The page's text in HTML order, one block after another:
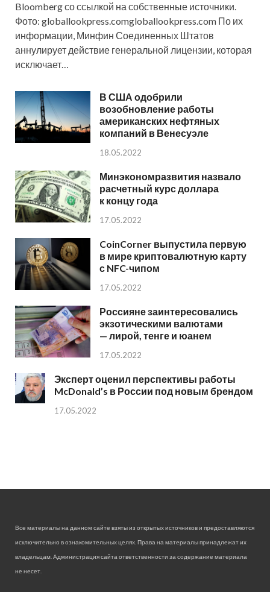
Bloomberg со ссылкой на собственные источники.
Фото: globallookpress.comgloballookpress.com По их
информации, Минфин Соединенных Штатов
аннулирует действие генеральной лицензии, которая
исключает…
В США одобрили
возобновление работы
американских нефтяных
компаний в Венесуэле
18.05.2022
Минэкономразвития назвало
расчетный курс доллара
к концу года
17.05.2022
CoinCorner выпустила первую
в мире криптовалютную карту
с NFC-чипом
17.05.2022
Россияне заинтересовались
экзотическими валютами
— лирой, тенге и юанем
17.05.2022
Эксперт оценил перспективы работы
McDonald’s в России под новым брендом
17.05.2022
Все материалы на данном сайте взяты из открытых источников и предоставляются
исключительно в ознакомительных целях. Права на материалы принадлежат их
владельцам. Администрация сайта ответственности за содержание материала
не несет.